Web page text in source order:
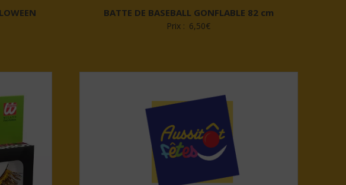
BATTE DE BASEBALL GONFLABLE 82 cm
Prix : 6,50€